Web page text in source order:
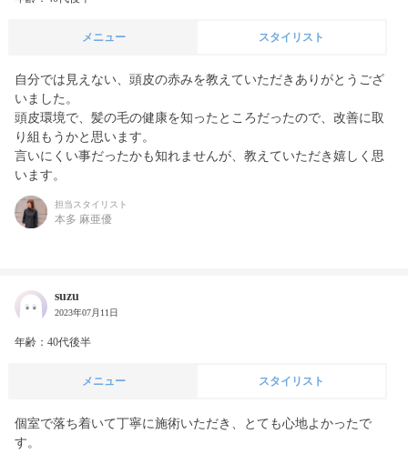
メニュー スタイリスト
自分では見えない、頭皮の赤みを教えていただきありがとうござ
いました。
頭皮環境で、髪の毛の健康を知ったところだったので、改善に取
り組もうかと思います。
言いにくい事だったかも知れませんが、教えていただき嬉しく思
います。
担当スタイリスト
本多 麻亜優
suzu
2023年07月11日
年齢：40代後半
メニュー スタイリスト
個室で落ち着いて丁寧に施術いただき、とても心地よかったで
す。